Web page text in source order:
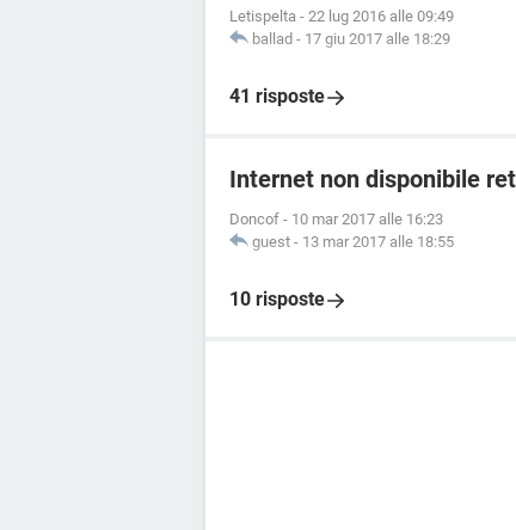
Letispelta - 22 lug 2016 alle 09:49
ballad - 17 giu 2017 alle 18:29
41 risposte
Internet non disponibile
Doncof - 10 mar 2017 alle 16:23
guest - 13 mar 2017 alle 18:55
10 risposte